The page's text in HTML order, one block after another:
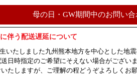
母の日・GW期間中のお問い
伴う配送遅延について
いたしました九州熊本地方を中心とした地
日時指定のご希望にそえない場合がござい
たしますが、ご理解の程どうぞよろしくお